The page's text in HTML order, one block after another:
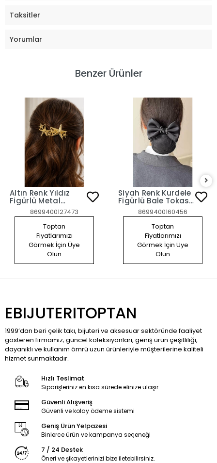
Taksitler
Yorumlar
Benzer Ürünler
Altın Renk Yıldız
Figürlü Metal
Otomat Toka
8699400127473
Toptan
Fiyatlarımızı
Görmek İçin Üye
Olun
Siyah Renk Kurdele
Figürlü Bale Tokası
Otomat Klipsli File
Toka8699400160456
Toptan
Fiyatlarımızı
Görmek İçin Üye
Olun
EBIJUTERITOPTAN
1999’dan beri çelik takı, bijuteri ve aksesuar sektöründe faaliyet
gösteren firmamız; güncel koleksiyonları, geniş ürün çeşitliliği,
dayanıklı ve kullanım ömrü uzun ürünleriyle müşterilerine kaliteli
hizmet sunmaktadır.
Hızlı Teslimat
Siparişleriniz en kısa sürede elinize ulaşır.
Güvenli Alışveriş
Güvenli ve kolay ödeme sistemi
Geniş Ürün Yelpazesi
Binlerce ürün ve kampanya seçeneği
7 / 24 Destek
Öneri ve şikayetlerinizi bize iletebilirsiniz.